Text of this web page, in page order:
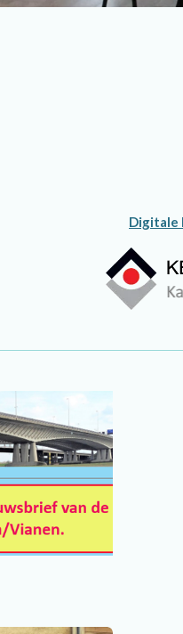
Digitale